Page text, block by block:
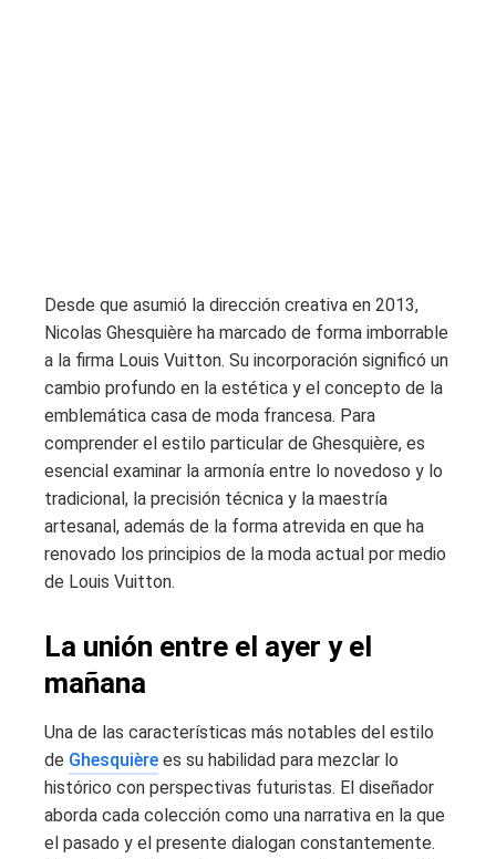
Desde que asumió la dirección creativa en 2013,
Nicolas Ghesquière ha marcado de forma imborrable
a la firma Louis Vuitton. Su incorporación significó un
cambio profundo en la estética y el concepto de la
emblemática casa de moda francesa. Para
comprender el estilo particular de Ghesquière, es
esencial examinar la armonía entre lo novedoso y lo
tradicional, la precisión técnica y la maestría
artesanal, además de la forma atrevida en que ha
renovado los principios de la moda actual por medio
de Louis Vuitton.
La unión entre el ayer y el
mañana
Una de las características más notables del estilo
de Ghesquière es su habilidad para mezclar lo
histórico con perspectivas futuristas. El diseñador
aborda cada colección como una narrativa en la que
el pasado y el presente dialogan constantemente.